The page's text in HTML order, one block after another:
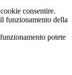
consentire.
funzionamento della
potete